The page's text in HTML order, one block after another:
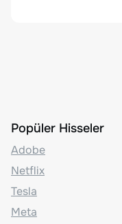
Popüler Hisseler
Adobe
Netflix
Tesla
Meta